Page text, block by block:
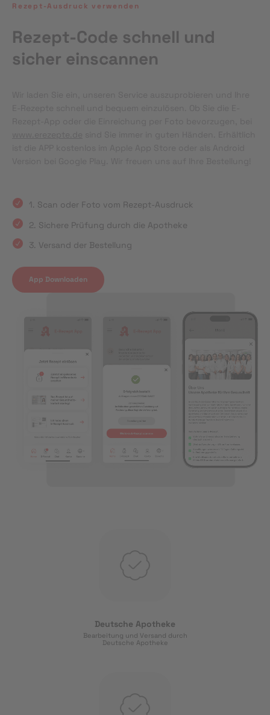
Rezept-Ausdruck verwenden
Rezept-Code schnell und
sicher einscannen
1. Scan oder Foto vom Rezept-Ausdruck
2. Sichere Prüfung durch die Apotheke
3. Versand der Bestellung
App Downloaden
Deutsche Apotheke
Bearbeitung und Versand durch
Deutsche Apotheke